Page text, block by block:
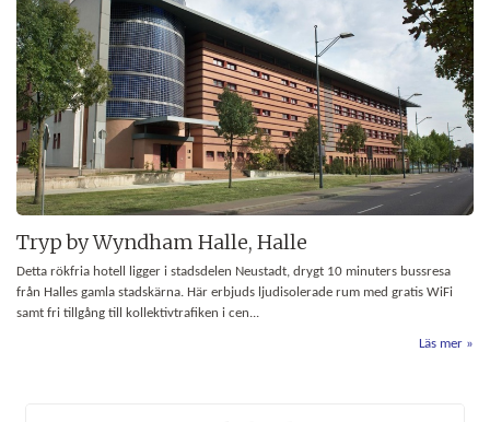
Tryp by Wyndham Halle, Halle
Detta rökfria hotell ligger i stadsdelen Neustadt, drygt 10 minuters bussresa
från Halles gamla stadskärna. Här erbjuds ljudisolerade rum med gratis WiFi
samt fri tillgång till kollektivtrafiken i cen...
Läs mer